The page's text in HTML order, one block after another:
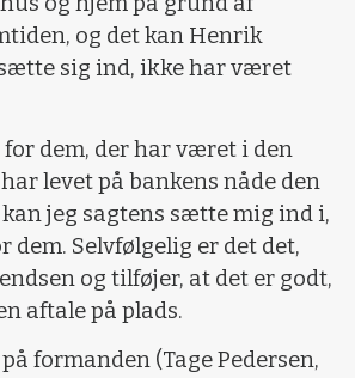
og det kan Henrik
sig ind, ikke har været
for dem, der har været i den
levet på bankens nåde den
kan jeg sagtens sætte mig ind i,
dem. Selvfølgelig er det det,
og tilføjer, at det er godt,
aftale på plads.
formanden (Tage Pedersen,